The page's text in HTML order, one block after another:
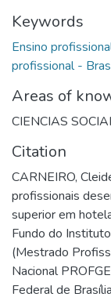
Keywords
Ensino
profissional -
Areas of
CIENCIAS
Citation
CARNEIRO,
profissionais
superior em
Fundo do
(Mestrado
Nacional
Federal de